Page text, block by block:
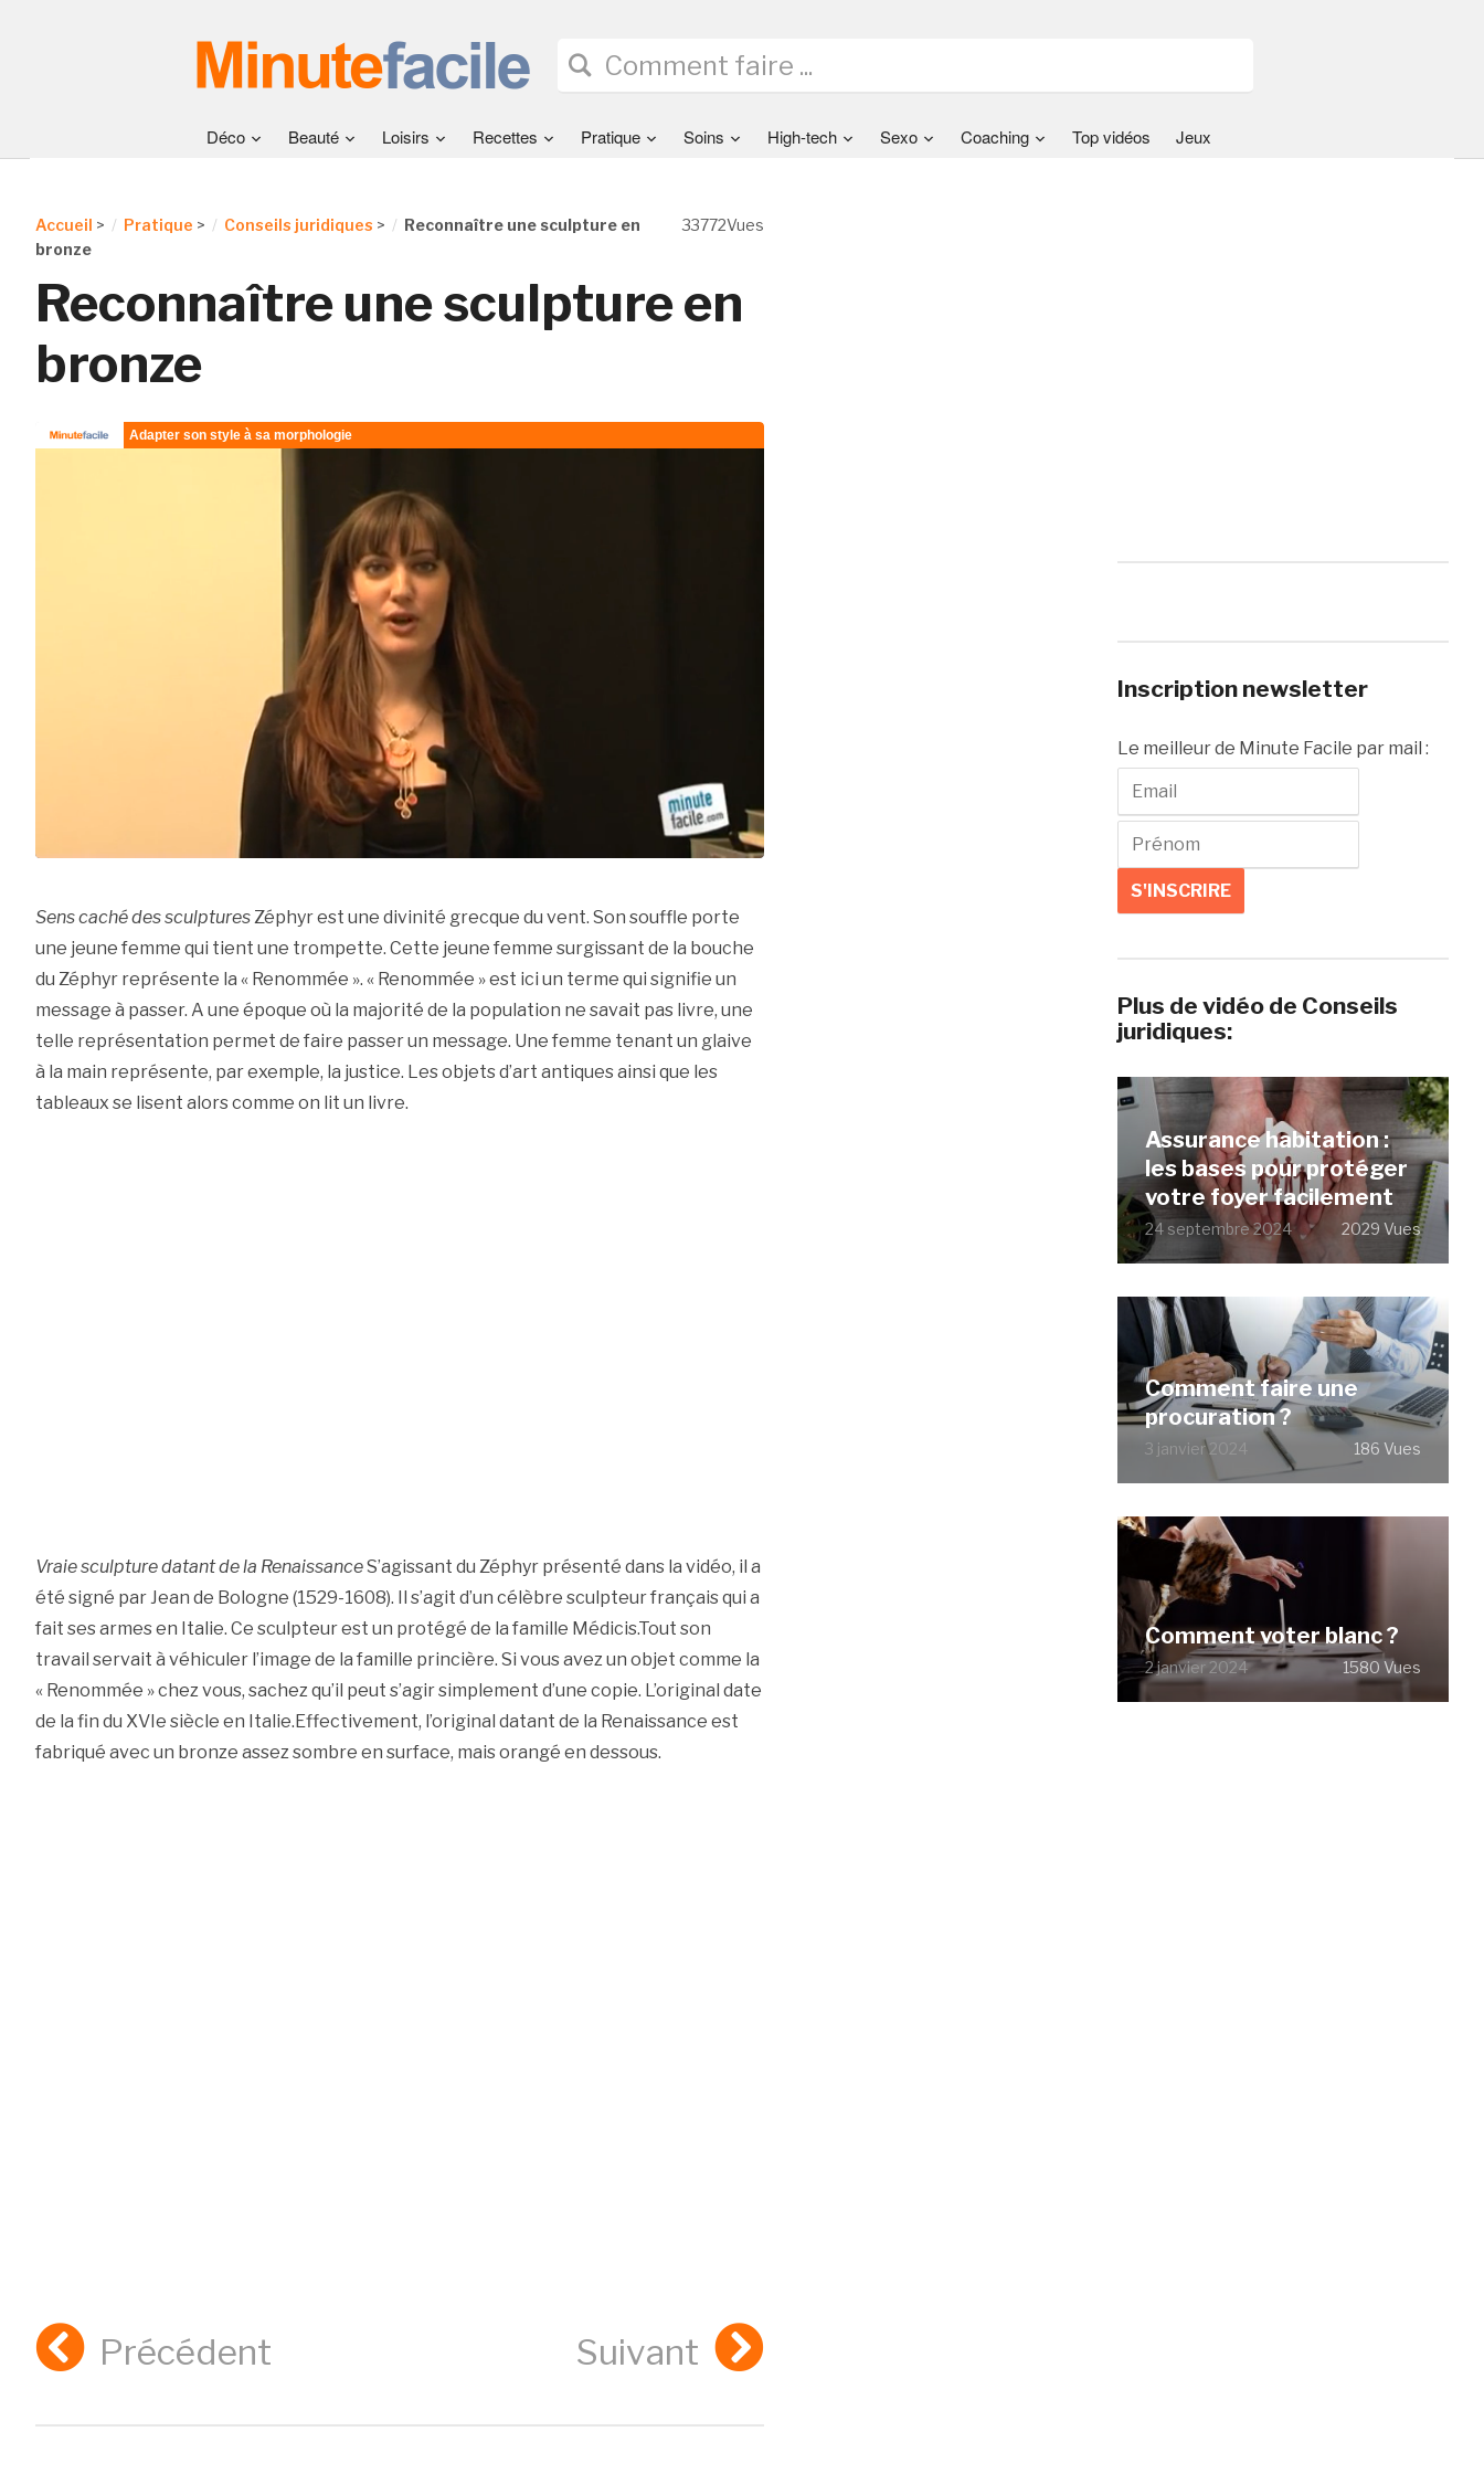
Déco Beauté Loisirs Recettes Pratique Soins High-tech Sexo Coaching Top vidéos Jeux
33772Vues
Accueil > Pratique > Conseils juridiques >
Reconnaître une sculpture en
bronze
Reconnaître une sculpture en
bronze
Sens caché des sculpturesZéphyr est une divinité grecque du vent. Son souffle porte
une jeune femme qui tient une trompette. Cette jeune femme surgissant de la bouche
du Zéphyr représente la « Renommée ». « Renommée » est ici un terme qui signifie un
message à passer. A une époque où la majorité de la population ne savait pas livre, une
telle représentation permet de faire passer un message. Une femme tenant un glaive
à la main représente, par exemple, la justice. Les objets d’art antiques ainsi que les
tableaux se lisent alors comme on lit un livre.
Vraie sculpture datant de la RenaissanceS’agissant du Zéphyr présenté dans la vidéo, il a
été signé par Jean de Bologne (1529-1608). Il s’agit d’un célèbre sculpteur français qui a
fait ses armes en Italie. Ce sculpteur est un protégé de la famille Médicis.Tout son
travail servait à véhiculer l’image de la famille princière. Si vous avez un objet comme la
« Renommée » chez vous, sachez qu’il peut s’agir simplement d’une copie. L’original date
de la fin du XVIe siècle en Italie.Effectivement, l’original datant de la Renaissance est
fabriqué avec un bronze assez sombre en surface, mais orangé en dessous.
Précédent Suivant
Inscription newsletter
Le meilleur de Minute Facile par mail :
Plus de vidéo de Conseils
juridiques:
Assurance habitation :
les bases pour protéger
votre foyer facilement
24 septembre 2024 2029 Vues
Comment faire une
procuration ?
3 janvier 2024 186 Vues
Comment voter blanc ?
2 janvier 2024 1580 Vues